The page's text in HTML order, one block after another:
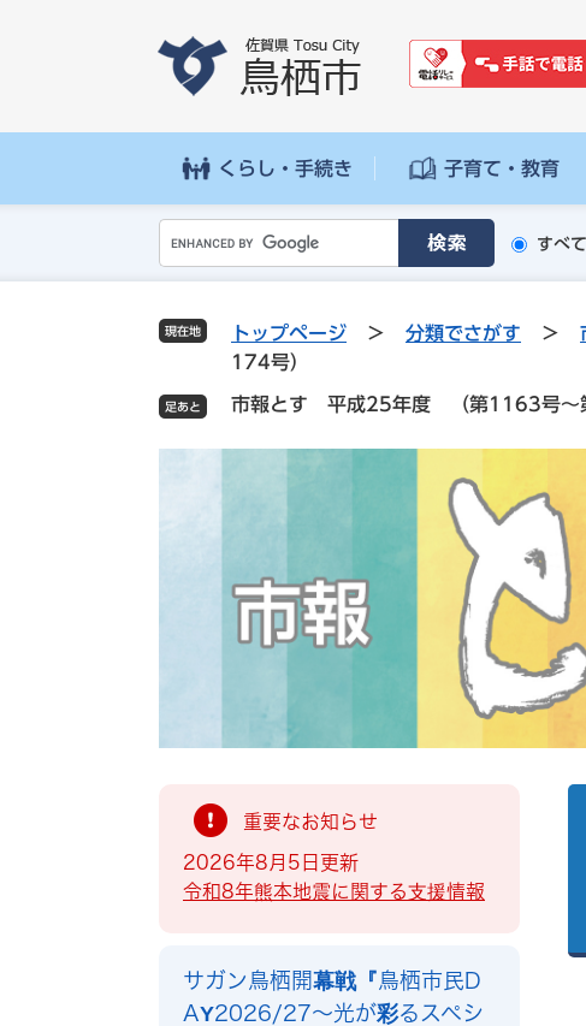
先
を
くらし・手続き 子育て・教育
o
g
l
カ
すべて
現在地 トップページ > 分類でさがす >
174号）
市報とす 平成25年度 （第1163号～
重要なお知らせ
2026年8月5日更新
令和8年熊本地震に関する支援情報
サガン鳥栖開幕戦『鳥栖市民D
AY2026/27～光が彩るスペシ